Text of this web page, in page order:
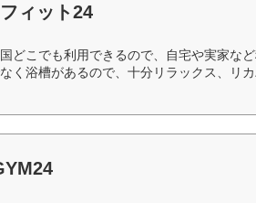
ィット24
どこでも利用できるので、自宅や実家な
く浴槽があるので、十分リラックス、リ